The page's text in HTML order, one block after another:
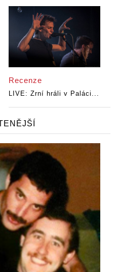
Recenze
LIVE: Zrní hráli v Paláci...